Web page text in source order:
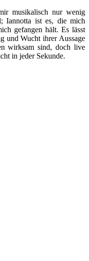
musikalisch nur wenig
Iannotta ist es, die mich
gefangen hält. Es lässt
und Wucht ihrer Aussage
wirksam sind, doch live
in jeder Sekunde.